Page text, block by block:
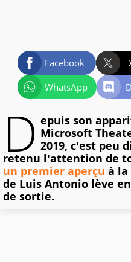
Facebook
WhatsApp
D epuis son
Microsoft
2019, c'est peu
retenu l'attention de
un premier aperçu à
de Luis Antonio lève
de sortie.